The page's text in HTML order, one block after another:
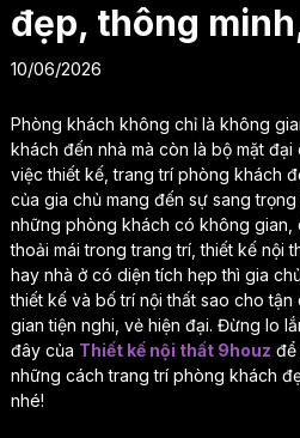
đẹp, thông
10/06/2026
Phòng khách không chỉ là không
khách đến nhà mà còn là bộ mặt
việc thiết kế, trang trí phòng khách
của gia chủ mang đến sự sang
những phòng khách có không gian,
thoải mái trong trang trí, thiết kế nội
hay nhà ở có diện tích hẹp thì gia
thiết kế và bố trí nội thất sao cho
gian tiện nghi, vẻ hiện đại. Đừng lo
đây của Thiết kế nội thất 9houz để
những cách trang trí phòng khách
nhé!